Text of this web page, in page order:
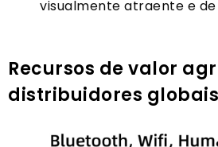
visualmente atraente e
Recursos de valor
distribuidores globais